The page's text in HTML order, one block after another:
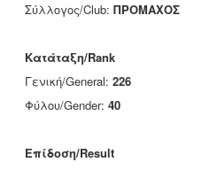
Σύλλογος/Club: ΠΡΟΜΑΧΟΣ
Κατάταξη/Rank
Γενική/General: 226
Φύλου/Gender: 40
Επίδοση/Result